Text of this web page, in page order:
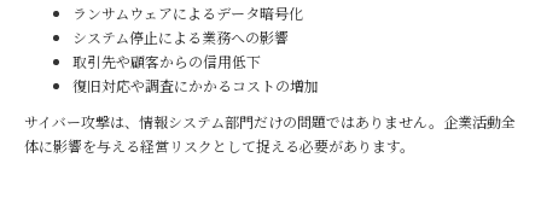
ランサムウェアによるデータ暗号化
システム停止による業務への影響
取引先や顧客からの信用低下
復旧対応や調査にかかるコストの増加
サイバー攻撃は、情報システム部門だけの問題ではありません。企業活動全
体に影響を与える経営リスクとして捉える必要があります。